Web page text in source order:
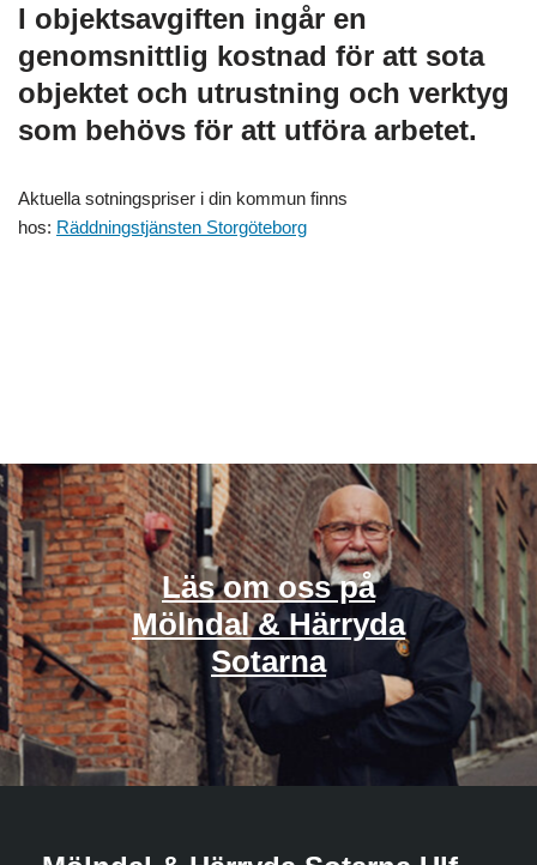
I objektsavgiften ingår en
genomsnittlig kostnad för att sota
objektet och utrustning och verktyg
som behövs för att utföra arbetet.
Aktuella sotningspriser i din kommun finns
hos: Räddningstjänsten Storgöteborg
Läs om osspå
Mölndal & Härryda
Sotarna